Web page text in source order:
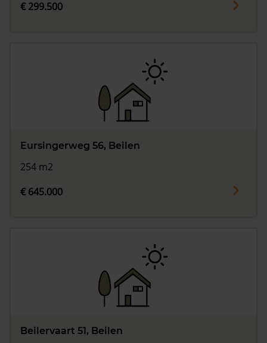
€ 299.500
Eursingerweg 56, Beilen
254 m2
€ 645.000
Beilervaart 51, Beilen